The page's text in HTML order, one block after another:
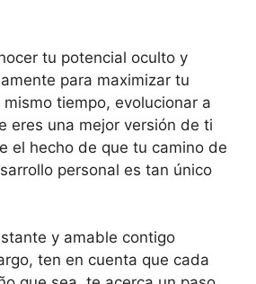
tu potencial oculto y
para maximizar tu
tiempo, evolucionar a
eres una mejor versión de ti
el hecho de que tu camino de
personal es tan único
y amable contigo
ten en cuenta que cada